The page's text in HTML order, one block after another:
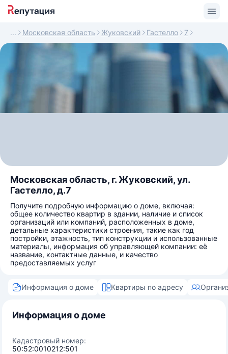
Московская область Жуковский Гастелло 7
Московская область, г. Жуковский, ул.
Гастелло, д.7
Получите подробную информацию о доме, включая:
общее количество квартир в здании, наличие и список
организаций или компаний, расположенных в доме,
детальные характеристики строения, такие как год
постройки, этажность, тип конструкции и использованные
материалы, информация об управляющей компании: её
название, контактные данные, и качество
предоставляемых услуг
Информация о доме Квартиры по адресу
Информация о доме
Кадастровый номер:
50:52:0010212:501